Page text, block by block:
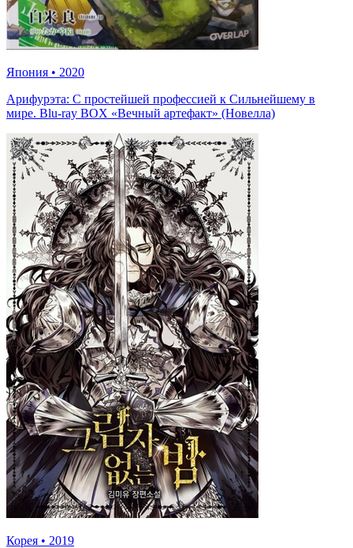
Япония • 2020
Арифурэта: С простейшей профессией к Сильнейшему в
мире. Blu-ray BOX «Вечный артефакт» (Новелла)
Корея • 2019